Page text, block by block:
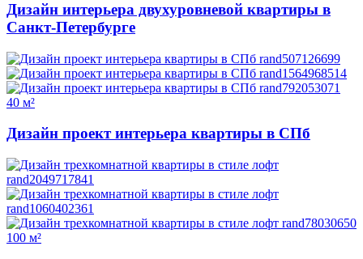
Дизайн интерьера двухуровневой квартиры в
Санкт-Петербурге
40 м²
Дизайн проект интерьера квартиры в СПб
100 м²